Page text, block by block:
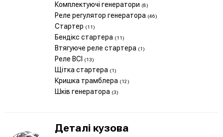
Комплектуючі генератори (8)
Реле регулятор генератора (46)
Стартер (11)
Бендікс стартера (11)
Втягуюче реле стартера (1)
Реле ВСІ (13)
Щітка стартера (1)
Кришка трамблера (12)
Шків генератора (3)
Деталі кузова